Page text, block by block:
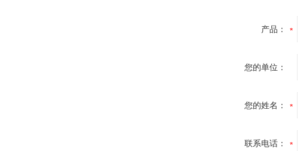
产品：
您的单位：
您的姓名：
联系电话：